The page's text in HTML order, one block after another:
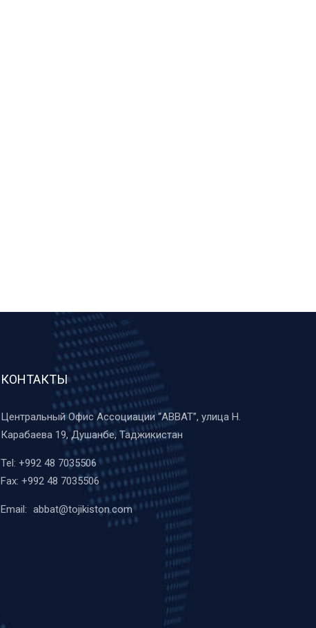
КОНТАКТЫ
Центральный Офис Ассоциации “ABBAT”, улица Н.
Карабаева 19, Душанбе, Таджикистан
Tel: +992 48 7035506
Fax: +992 48 7035506
Email: abbat@tojikiston.com